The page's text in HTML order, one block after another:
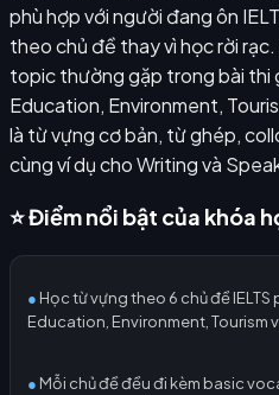
phù hợp với người đang ôn
theo chủ đề thay vì học rời
topic thường gặp trong bài thi
Education, Environment,
là từ vựng cơ bản, từ ghép,
cùng ví dụ cho Writing và
⭐ Điểm nổi bật của khóa
● Học từ vựng theo 6 chủ đề
Education, Environment, Tourism
● Mỗi chủ đề đều đi kèm basic